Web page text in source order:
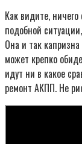
Как видите,
подобной
Она и так
может крепко
идут ни в какое
ремонт АКПП. Не